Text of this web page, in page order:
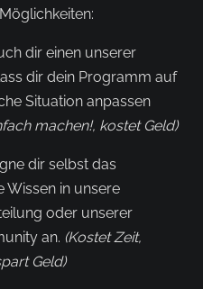
dir einen unserer
dir dein Programm auf
Situation anpassen
machen!, kostet Geld)
dir selbst das
Wissen in unsere
oder unserer
an. (Kostet Zeit,
Geld)